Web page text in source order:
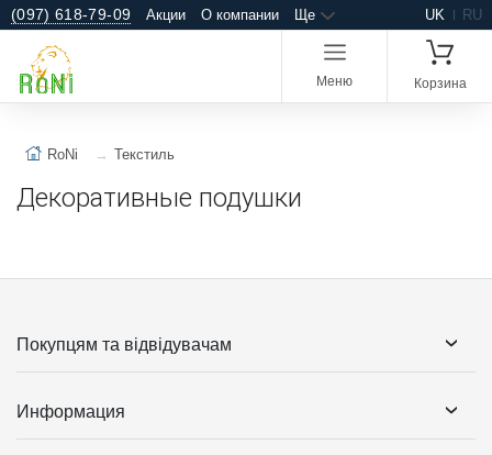
(097) 618-79-09 Акции О компании Ще UK RU
Меню Корзина
RoNi Текстиль
Декоративные подушки
Покупцям та відвідувачам
Информация